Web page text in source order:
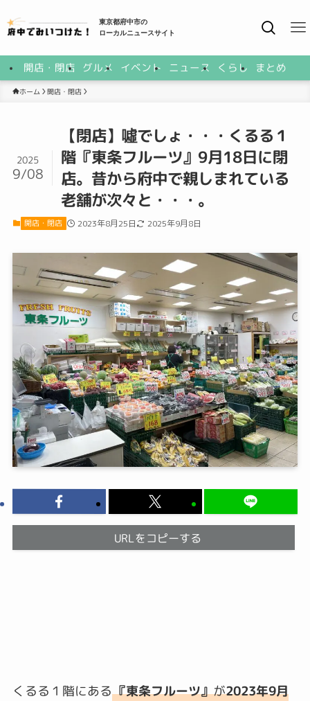
東京都府中市の
ローカルニュースサイト
開店・閉店 グルメ イベント ニュース くらし まとめ
ホーム 開店・閉店
【閉店】噓でしょ・・・くるる１
階『東条フルーツ』9月18日に閉
店。昔から府中で親しまれている
老舗が次々と・・・。
2025
9/08
開店・閉店 2023年8月25日 2025年9月8日
URLをコピーする
くるる１階にある『東条フルーツ』が2023年9月